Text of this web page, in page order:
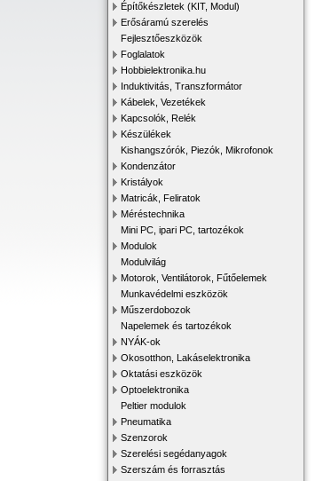
Építőkészletek (KIT, Modul)
Erősáramú szerelés
Fejlesztőeszközök
Foglalatok
Hobbielektronika.hu
Induktivitás, Transzformátor
Kábelek, Vezetékek
Kapcsolók, Relék
Készülékek
Kishangszórók, Piezók, Mikrofonok
Kondenzátor
Kristályok
Matricák, Feliratok
Méréstechnika
Mini PC, ipari PC, tartozékok
Modulok
Modulvilág
Motorok, Ventilátorok, Fűtőelemek
Munkavédelmi eszközök
Műszerdobozok
Napelemek és tartozékok
NYÁK-ok
Okosotthon, Lakáselektronika
Oktatási eszközök
Optoelektronika
Peltier modulok
Pneumatika
Szenzorok
Szerelési segédanyagok
Szerszám és forrasztás